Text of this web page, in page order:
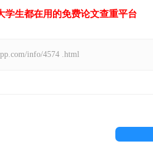
学生都在用的免费论文查重平台
info/4574 .html